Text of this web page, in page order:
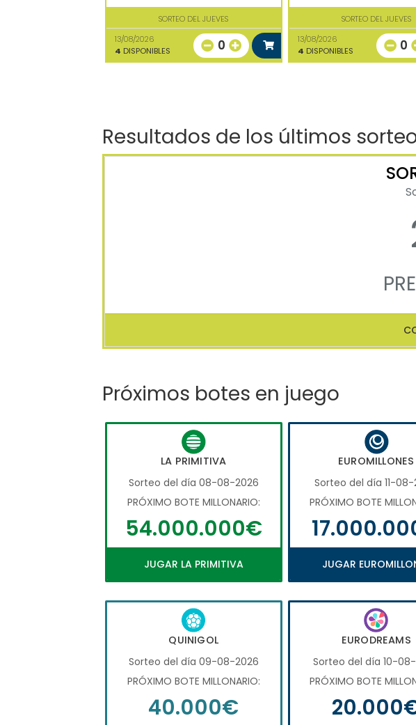
SORTEO DEL JUEVES
13/08/2026
4 DISPONIBLES 0
SORTEO DEL JUEVES
13/08/2026
4 DISPONIBLES 0
Resultados de los últimos
Próximos botes en juego
LA PRIMITIVA
Sorteo del día 08-08-2026
PRÓXIMO BOTE MILLONARIO:
54.000.000€
JUGAR LA PRIMITIVA
EUROMILLONES
Sorteo del día 11-
PRÓXIMO BOTE
JUGAR
QUINIGOL
Sorteo del día 09-08-2026
PRÓXIMO BOTE MILLONARIO:
40.000€
EURODREAMS
Sorteo del día 10-
PRÓXIMO BOTE